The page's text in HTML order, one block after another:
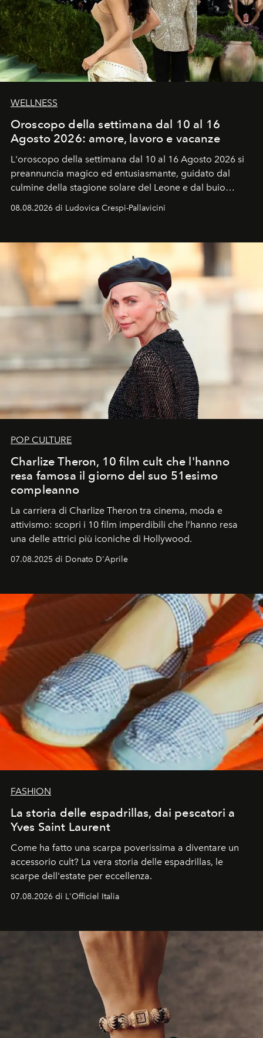
WELLNESS
Oroscopo della settimana dal 10 al 16
Agosto 2026: amore, lavoro e vacanze
L'oroscopo della settimana dal 10 al 16 Agosto 2026 si
preannuncia magico ed entusiasmante, guidato dal
culmine della stagione solare del Leone e dal buio
favorevole della Luna nuova in Leone del 12 agosto,
ideale per la notte delle Perseidi.
08.08.2026 di Ludovica Crespi-Pallavicini
POP CULTURE
Charlize Theron, 10 film cult che l'hanno
resa famosa il giorno del suo 51esimo
compleanno
La carriera di Charlize Theron tra cinema, moda e
attivismo: scopri i 10 film imperdibili che l’hanno resa
una delle attrici più iconiche di Hollywood.
07.08.2025 di Donato D'Aprile
FASHION
La storia delle espadrillas, dai pescatori a
Yves Saint Laurent
Come ha fatto una scarpa poverissima a diventare un
accessorio cult? La vera storia delle espadrillas, le
scarpe dell'estate per eccellenza.
07.08.2026 di L'Officiel Italia